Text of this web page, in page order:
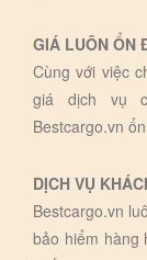
GIÁ LUÔN ỔN
Cùng với việc
giá dịch vụ
Bestcargo.vn
DỊCH VỤ
Bestcargo.vn
bảo hiểm hàng